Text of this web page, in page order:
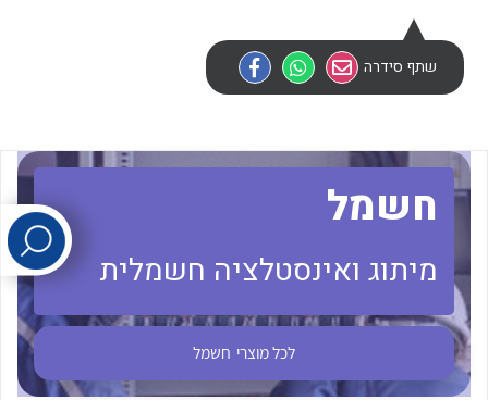
לכל מוצרי היצרן לכל מוצרי היצרן
לכל מוצרי היצרן לכל מוצרי היצרן
שתף סידרה
חשמל
מיתוג ואינסטלציה חשמלית
לכל מוצרי חשמל